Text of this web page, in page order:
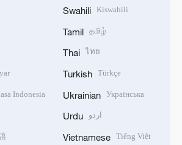
Indonesia
Swahili Kiswahili
Tamil தமிழ்
Thai ไทย
Turkish Türkçe
Ukrainian Українська
Urdu اردو
Vietnamese Tiếng Việt